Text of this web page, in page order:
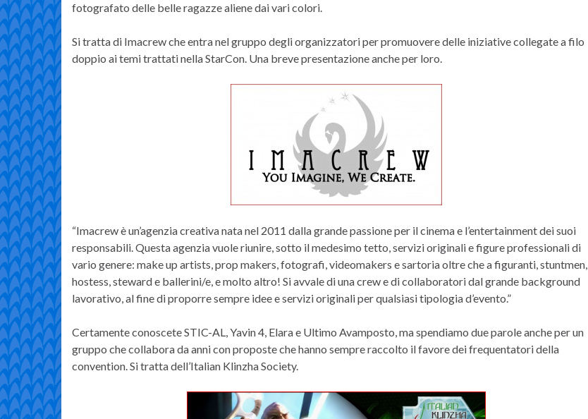
fotografato delle belle ragazze aliene dai vari colori.
Si tratta di Imacrew che entra nel gruppo degli organizzatori per promuovere delle iniziative collegate a filo
doppio ai temi trattati nella StarCon. Una breve presentazione anche per loro.
“Imacrew è un’agenzia creativa nata nel 2011 dalla grande passione per il cinema e l’entertainment dei suoi
responsabili. Questa agenzia vuole riunire, sotto il medesimo tetto, servizi originali e figure professionali di
vario genere: make up artists, prop makers, fotografi, videomakers e sartoria oltre che a figuranti, stuntmen,
hostess, steward e ballerini/e, e molto altro! Si avvale di una crew e di collaboratori dal grande background
lavorativo, al fine di proporre sempre idee e servizi originali per qualsiasi tipologia d’evento.”
Certamente conoscete STIC-AL, Yavin 4, Elara e Ultimo Avamposto, ma spendiamo due parole anche per un
gruppo che collabora da anni con proposte che hanno sempre raccolto il favore dei frequentatori della
convention. Si tratta dell’Italian Klinzha Society.